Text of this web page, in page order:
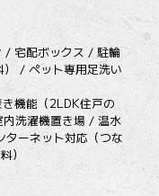
/ 宅配ボックス / 駐輪
/ ペット専用足洗い
機能（2LDK住戸の
洗濯機置き場 / 温水
ーネット対応（つな
）